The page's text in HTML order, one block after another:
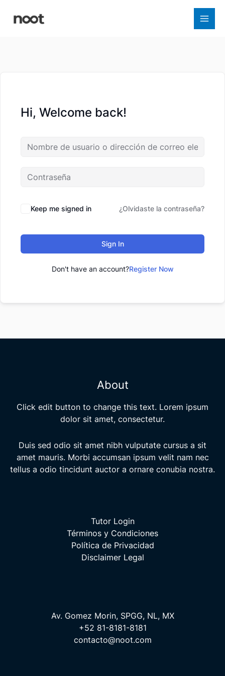
Hi, Welcome back!
Keep me signed in ¿Olvidaste la contraseña?
Sign In
Don't have an account?Register Now
About
Click edit button to change this text. Lorem ipsum
dolor sit amet, consectetur.
Duis sed odio sit amet nibh vulputate cursus a sit
amet mauris. Morbi accumsan ipsum velit nam nec
tellus a odio tincidunt auctor a ornare conubia nostra.
Tutor Login
Términos y Condiciones
Política de Privacidad
Disclaimer Legal
Av. Gomez Morin, SPGG, NL, MX
+52 81-8181-8181
contacto@noot.com